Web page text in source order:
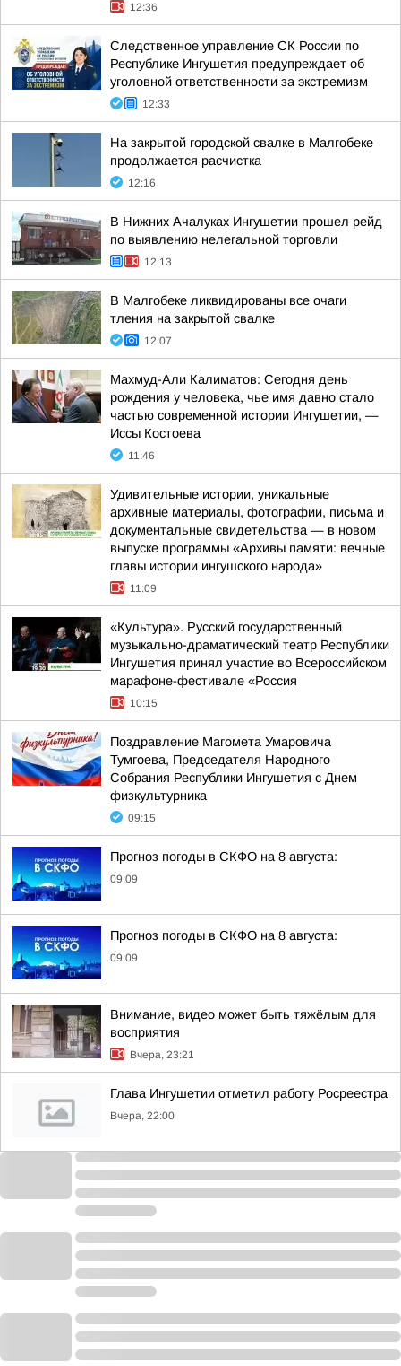
12:36
Следственное управление СК России по
Республике Ингушетия предупреждает об
уголовной ответственности за экстремизм
12:33
На закрытой городской свалке в Малгобеке
продолжается расчистка
12:16
В Нижних Ачалуках Ингушетии прошел рейд
по выявлению нелегальной торговли
12:13
В Малгобеке ликвидированы все очаги
тления на закрытой свалке
12:07
Махмуд-Али Калиматов: Сегодня день
рождения у человека, чье имя давно стало
частью современной истории Ингушетии, —
Иссы Костоева
11:46
Удивительные истории, уникальные
архивные материалы, фотографии, письма и
документальные свидетельства — в новом
выпуске программы «Архивы памяти: вечные
главы истории ингушского народа»
11:09
«Культура». Русский государственный
музыкально-драматический театр Республики
Ингушетия принял участие во Всероссийском
марафоне-фестивале «Россия
10:15
Поздравление Магомета Умаровича
Тумгоева, Председателя Народного
Собрания Республики Ингушетия с Днем
физкультурника
09:15
Прогноз погоды в СКФО на 8 августа:
09:09
Прогноз погоды в СКФО на 8 августа:
09:09
Внимание, видео может быть тяжёлым для
восприятия
Вчера, 23:21
Глава Ингушетии отметил работу Росреестра
Вчера, 22:00